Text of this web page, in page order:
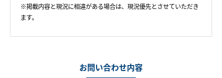
※掲載内容と現況に相違がある場合は、現況優先とさせていただき
ます。
お問い合わせ内容